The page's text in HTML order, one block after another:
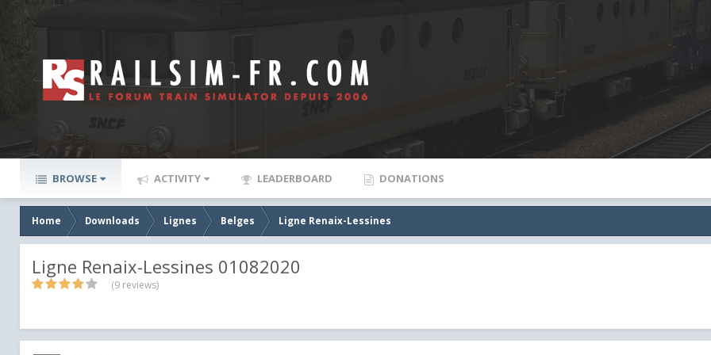
BROWSE ACTIVITY LEADERBOARD DONATIONS
Home Downloads Lignes Belges Ligne Renaix-Lessines
Ligne Renaix-Lessines 01082020
(9 reviews)